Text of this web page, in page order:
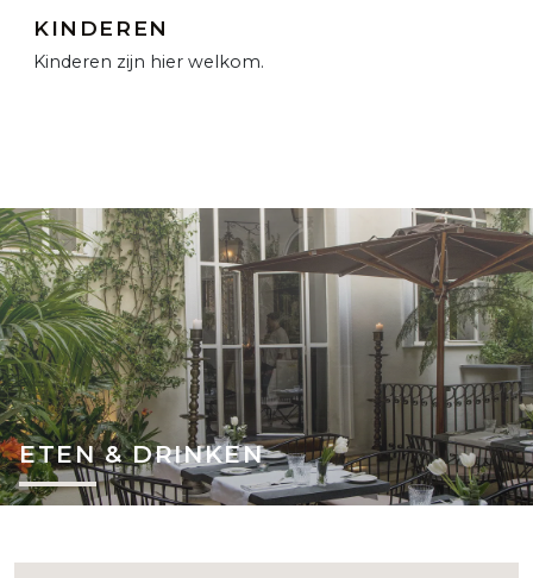
KINDEREN
Kinderen zijn hier welkom.
ETEN & DRINKEN